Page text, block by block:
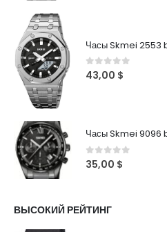
Часы Skmei 2553
0 out of 5
43,00 $
Часы Skmei 9096
0out of 5
35,00 $
ВЫСОКИЙ РЕЙТИНГ